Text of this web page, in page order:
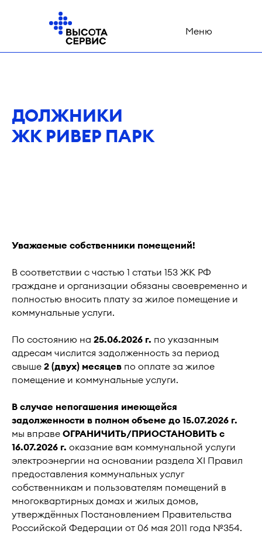
Меню
ДОЛЖНИКИ
ЖК РИВЕР ПАРК
Уважаемые собственники помещений!
В соответствии с частью 1 статьи 153 ЖК РФ
граждане и организации обязаны своевременно и
полностью вносить плату за жилое помещение и
коммунальные услуги.
По состоянию на 25.06.2026 г. по указанным
адресам числится задолженность за период
свыше 2 (двух) месяцев по оплате за жилое
помещение и коммунальные услуги.
В случае непогашения имеющейся
задолженности в полном объеме до 15.07.2026 г.
мы вправе ОГРАНИЧИТЬ/ПРИОСТАНОВИТЬ с
16.07.2026 г. оказание вам коммунальной услуги
электроэнергии на основании раздела XI Правил
предоставления коммунальных услуг
собственникам и пользователям помещений в
многоквартирных домах и жилых домов,
утверждённых Постановлением Правительства
Российской Федерации от 06 мая 2011 года №354.